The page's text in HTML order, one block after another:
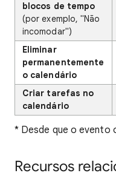
blocos de tempo
(por exemplo, "Não
incomodar")
Eliminar
permanentemente
o calendário
Criar tarefas no
calendário
* Desde que o evento
Recursos